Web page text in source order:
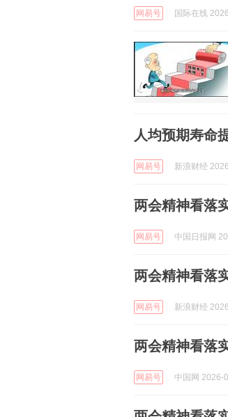
网易号 国际在线
人均预期寿命
网易号 新浪财经
两会精神看落
网易号 中国日报网
两会精神看落
网易号 新浪财经
两会精神看落
网易号 中国网 2026-